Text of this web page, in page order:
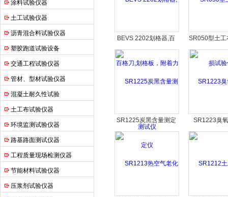
涂料试验仪器
土工试验仪器
沥青混合料试验仪器
塑胶跑道试验设备
交通工程试验仪器
管材、型材试验仪器
混凝土耐久性试验
土工布试验仪器
环境监测试验仪器
路基路面测试仪器
工程质量现场检测仪器
节能材料试验仪器
压浆剂试验仪器
BEVS 2202划格器,百
格刀,划格板，附着力测
试仪
SR050型土工
验仪
SR1225炭黑含量测定
仪
SR1223臭